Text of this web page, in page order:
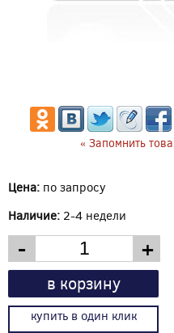
« Запомнить
Цена: по запросу
Наличие: 2-4 недели
- +
в корзину
купить в один клик